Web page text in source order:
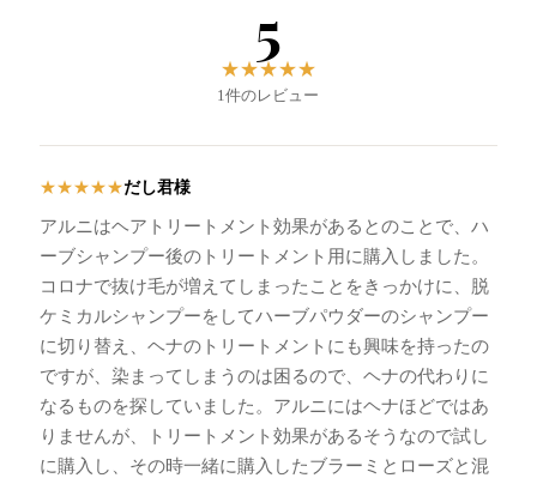
5
★★★★★
1件のレビュー
★★★★★だし君様
アルニはヘアトリートメント効果があるとのことで、ハ
ーブシャンプー後のトリートメント用に購入しました。
コロナで抜け毛が増えてしまったことをきっかけに、脱
ケミカルシャンプーをしてハーブパウダーのシャンプー
に切り替え、ヘナのトリートメントにも興味を持ったの
ですが、染まってしまうのは困るので、ヘナの代わりに
なるものを探していました。アルニにはヘナほどではあ
りませんが、トリートメント効果があるそうなので試し
に購入し、その時一緒に購入したブラーミとローズと混